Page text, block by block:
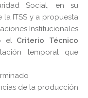
Social, en su
ITSS y a propuesta
Institucionales
el Criterio Técnico
temporal que
de la producción